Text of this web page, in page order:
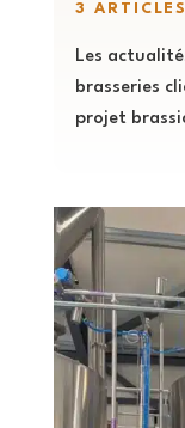
3 ARTICLES
Les
brasseries
projet